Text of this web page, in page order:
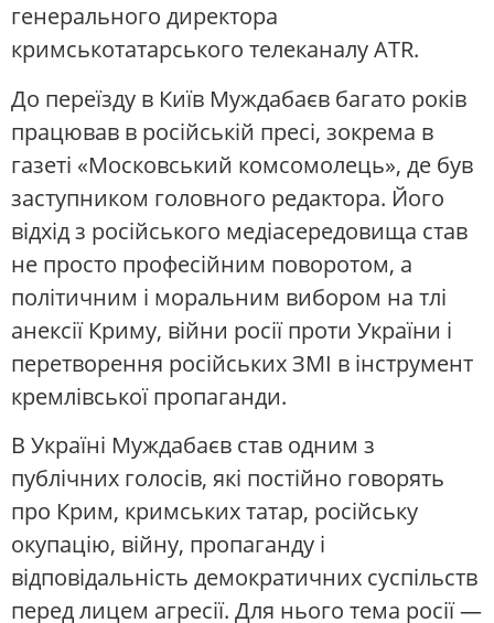
генерального директора
кримськотатарського телеканалу ATR.
До переїзду в Київ Муждабаєв багато років
працював в російській пресі, зокрема в
газеті «Московський комсомолець», де був
заступником головного редактора. Його
відхід з російського медіасередовища став
не просто професійним поворотом, а
політичним і моральним вибором на тлі
анексії Криму, війни росії проти України і
перетворення російських ЗМІ в інструмент
кремлівської пропаганди.
В Україні Муждабаєв став одним з
публічних голосів, які постійно говорять
про Крим, кримських татар, російську
окупацію, війну, пропаганду і
відповідальність демократичних суспільств
перед лицем агресії. Для нього тема росії —